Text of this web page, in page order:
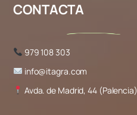
CONTACTA
979 108 303
info@itagra.com
Avda. de Madrid, 44 (Palencia)